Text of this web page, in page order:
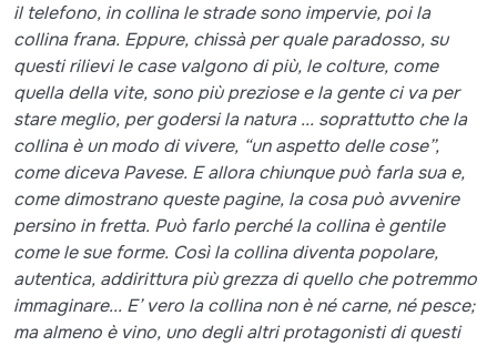
il telefono, in collina le strade sono impervie, poi la
collina frana. Eppure, chissà per quale paradosso, su
questi rilievi le case valgono di più, le colture, come
quella della vite, sono più preziose e la gente ci va per
stare meglio, per godersi la natura ... soprattutto che la
collina è un modo di vivere, “un aspetto delle cose”,
come diceva Pavese. E allora chiunque può farla sua e,
come dimostrano queste pagine, la cosa può avvenire
persino in fretta. Può farlo perché la collina è gentile
come le sue forme. Così la collina diventa popolare,
autentica, addirittura più grezza di quello che potremmo
immaginare... E’ vero la collina non è né carne, né pesce;
ma almeno è vino, uno degli altri protagonisti di questi